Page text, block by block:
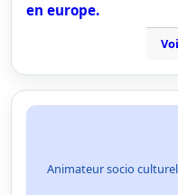
en europe.
Animateur socio